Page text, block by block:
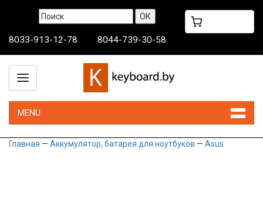
8033-913-12-78 8044-739-30-58
MENU
Главная — Аккумулятор, батарея для ноутбуков — Asus